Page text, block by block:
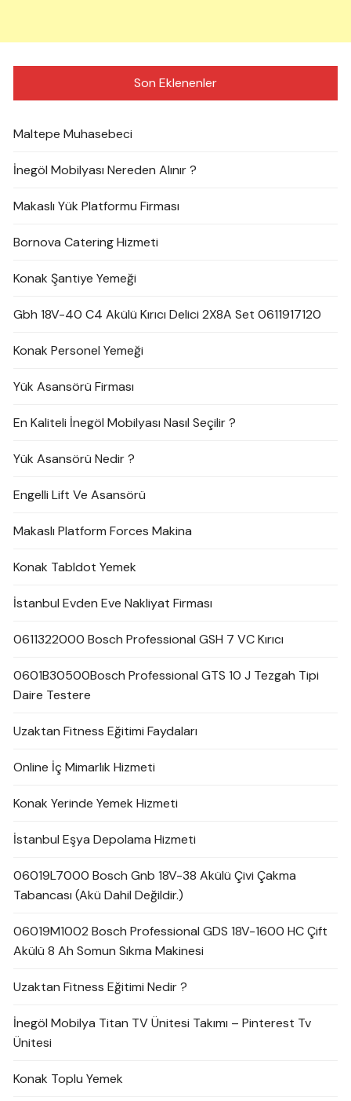
Son Eklenenler
Maltepe Muhasebeci
İnegöl Mobilyası Nereden Alınır ?
Makaslı Yük Platformu Firması
Bornova Catering Hizmeti
Konak Şantiye Yemeği
Gbh 18V-40 C4 Akülü Kırıcı Delici 2X8A Set 0611917120
Konak Personel Yemeği
Yük Asansörü Firması
En Kaliteli İnegöl Mobilyası Nasıl Seçilir ?
Yük Asansörü Nedir ?
Engelli Lift Ve Asansörü
Makaslı Platform Forces Makina
Konak Tabldot Yemek
İstanbul Evden Eve Nakliyat Firması
0611322000 Bosch Professional GSH 7 VC Kırıcı
0601B30500Bosch Professional GTS 10 J Tezgah Tipi
Daire Testere
Uzaktan Fitness Eğitimi Faydaları
Online İç Mimarlık Hizmeti
Konak Yerinde Yemek Hizmeti
İstanbul Eşya Depolama Hizmeti
06019L7000 Bosch Gnb 18V-38 Akülü Çivi Çakma
Tabancası (Akü Dahil Değildir.)
06019M1002 Bosch Professional GDS 18V-1600 HC Çift
Akülü 8 Ah Somun Sıkma Makinesi
Uzaktan Fitness Eğitimi Nedir ?
İnegöl Mobilya Titan TV Ünitesi Takımı – Pinterest Tv
Ünitesi
Konak Toplu Yemek